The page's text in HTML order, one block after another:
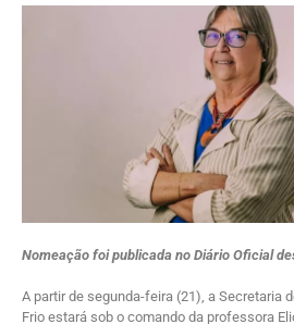
Nomeação foi publicada no Diário Oficial
A partir de segunda-feira (21), a Secretaria
Frio estará sob o comando da professora